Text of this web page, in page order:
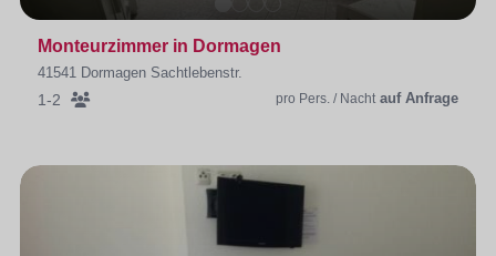
Monteurzimmer in Dormagen
41541 Dormagen Sachtlebenstr.
1-2 pro Pers. / Nacht auf Anfrage